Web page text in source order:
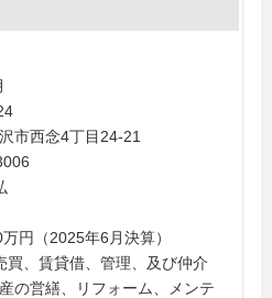
4丁目24-21
（2025年6月決算）
、賃貸借、管理、及び仲介
リフォーム、メンテ